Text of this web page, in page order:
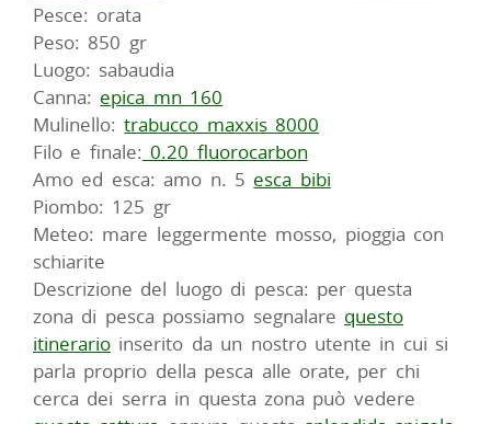
Pesce: orata
Peso: 850 gr
Luogo: sabaudia
Canna: epica mn 160
Mulinello:trabucco maxxis 8000
Filo e finale: 0.20 fluorocarbon
Amo ed esca: amo n. 5 esca bibi
Piombo: 125 gr
Meteo: mare leggermente mosso, pioggia con
schiarite
Descrizione del luogo di pesca: per questa
zona di pesca possiamo segnalare questo
itinerario inserito da un nostro utente in cui si
parla proprio della pesca alle orate, per chi
cerca dei serra in questa zona può vedere